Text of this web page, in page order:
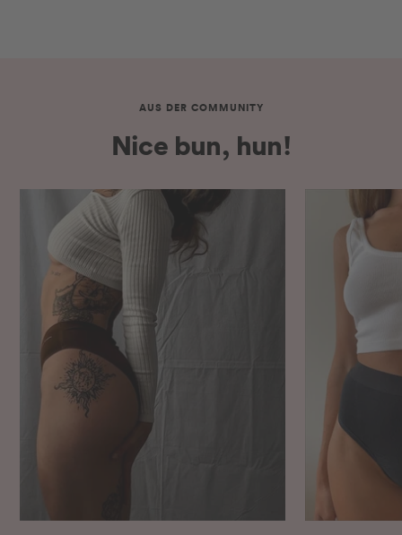
AUS DER COMMUNITY
Nice bun, hun!